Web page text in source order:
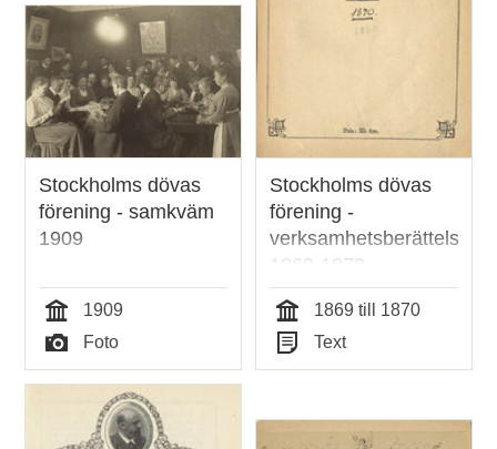
Stockholms dövas
förening - samkväm
1909
Tid
1909
Typ
Foto
Stockholms dövas
förening -
verksamhetsberättelser
1869-1870
Tid
1869 till 1870
Typ
Text